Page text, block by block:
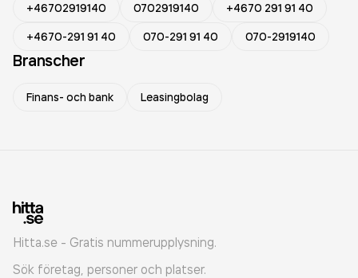
+46702919140 0702919140
+4670 291 91 40
+4670-291 91 40
070-291 91 40 070-2919140
Branscher
Finans- och bank Leasingbolag
Hitta.se - Gratis nummerupplysning.
Sök företag, personer och platser.